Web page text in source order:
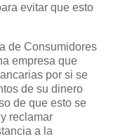
evitar que esto
de Consumidores
empresa que
por si se
de su dinero
de que esto se
reclamar
a la